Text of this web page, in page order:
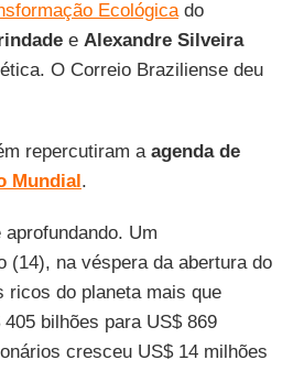
Ecológica do
e Alexandre Silveira
O Correio Braziliense deu
repercutiram a agenda de
Mundial.
Um
(14), na véspera da abertura do
ricos do planeta mais que
bilhões para US$ 869
cresceu US$ 14 milhões